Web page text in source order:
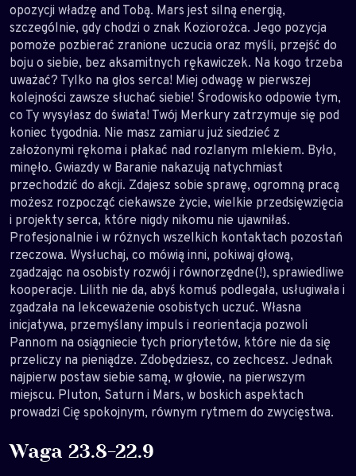
opozycji władzę and Tobą. Mars jest silną energią,
szczególnie, gdy chodzi o znak Koziorożca. Jego pozycja
pomoże pozbierać zranione uczucia oraz myśli, przejść do
boju o siebie, bez aksamitnych rękawiczek. Na kogo trzeba
uważać? Tylko na głos serca! Miej odwagę w pierwszej
kolejności zawsze słuchać siebie! Środowisko odpowie tym,
co Ty wysyłasz do świata! Twój Merkury zatrzymuje się pod
koniec tygodnia. Nie masz zamiaru już siedzieć z
założonymi rękoma i płakać nad rozlanym mlekiem. Było,
minęło. Gwiazdy w Baranie nakazują natychmiast
przechodzić do akcji. Zdajesz sobie sprawę, ogromną pracą
możesz rozpocząć ciekawsze życie, wielkie przedsięwzięcia
i projekty serca, które nigdy nikomu nie ujawniłaś.
Profesjonalnie i w różnych wszelkich kontaktach pozostań
rzeczowa. Wysłuchaj, co mówią inni, pokiwaj głową,
zgadzając na osobisty rozwój i równorzędne(!), sprawiedliwe
kooperacje. Lilith nie da, abyś komuś podlegała, usługiwała i
zgadzała na lekceważenie osobistych uczuć. Własna
inicjatywa, przemyślany impuls i reorientacja pozwoli
Pannom na osiągniecie tych priorytetów, które nie da się
przeliczy na pieniądze. Zdobędziesz, co zechcesz. Jednak
najpierw postaw siebie samą, w głowie, na pierwszym
miejscu. Pluton, Saturn i Mars, w boskich aspektach
prowadzi Cię spokojnym, równym rytmem do zwycięstwa.
Waga 23.8-22.9